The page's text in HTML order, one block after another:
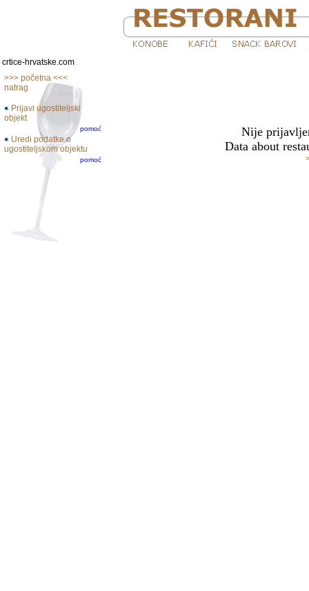
crtice-hrvatske.com
>>> početna <<<
natrag
Prijavi ugostiteljski
objekt
pomoć
Uredi podatke o
ugostiteljskom objektu
pomoć
Nije
Data about